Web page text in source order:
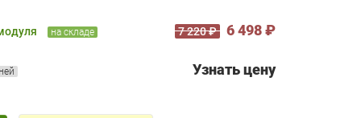
на складе 7 220 ₽ 6 498 ₽
Узнать цену